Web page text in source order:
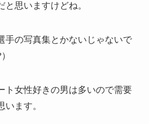
と思いますけどね。
手の写真集とかないじゃないで
ト女性好きの男は多いので需要
ます。